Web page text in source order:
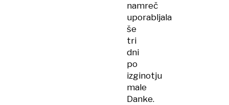
namreč
uporabljala
še
tri
dni
po
izginotju
male
Danke.